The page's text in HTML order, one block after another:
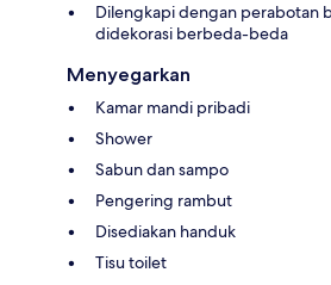
Dilengkapi dengan perabotan
didekorasi berbeda-beda
Menyegarkan
Kamar mandi pribadi
Shower
Sabun dan sampo
Pengering rambut
Disediakan handuk
Tisu toilet